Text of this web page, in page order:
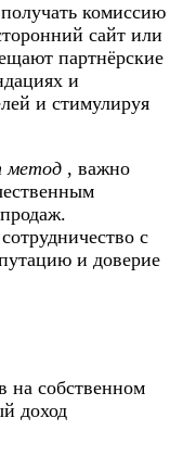
комиссию
сайт или
партнёрские
и
и стимулируя
метод , важно
с
и доверие
на собственном
доход